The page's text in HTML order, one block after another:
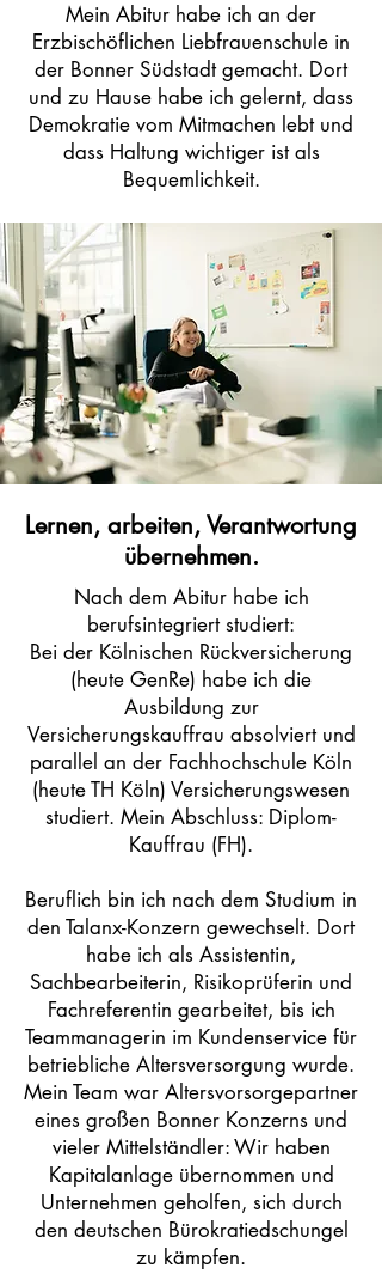
Mein Abitur habe ich an der
Erzbischöflichen Liebfrauenschule in
der Bonner Südstadt gemacht. Dort
und zu Hause habe ich gelernt, dass
Demokratie vom Mitmachen lebt und
dass Haltung wichtiger ist als
Bequemlichkeit.
Lernen, arbeiten, Verantwortung
übernehmen.
Nach dem Abitur habe ich
berufsintegriert studiert:
Bei der Kölnischen Rückversicherung
(heute GenRe) habe ich die
Ausbildung zur
Versicherungskauffrau absolviert und
parallel an der Fachhochschule Köln
(heute TH Köln) Versicherungswesen
studiert. Mein Abschluss: Diplom-
Kauffrau (FH).
Beruflich bin ich nach dem Studium in
den Talanx-Konzern gewechselt. Dort
habe ich als Assistentin,
Sachbearbeiterin, Risikoprüferin und
Fachreferentin gearbeitet, bis ich
Teammanagerin im Kundenservice für
betriebliche Altersversorgung wurde.
Mein Team war Altersvorsorgepartner
eines großen Bonner Konzerns und
vieler Mittelständler: Wir haben
Kapitalanlage übernommen und
Unternehmen geholfen, sich durch
den deutschen Bürokratiedschungel
zu kämpfen.